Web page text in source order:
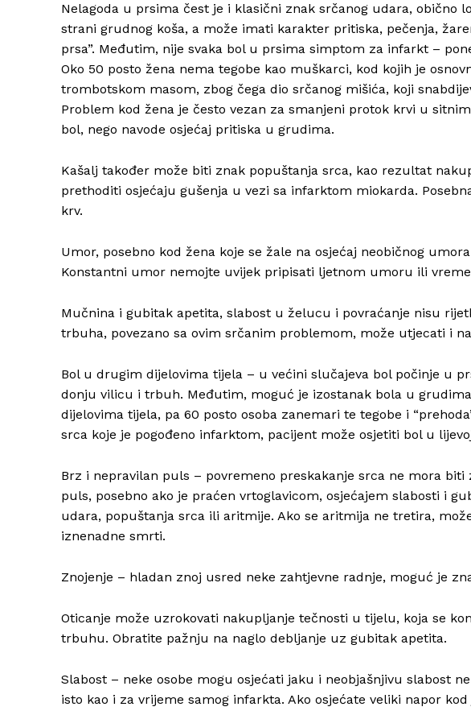
Nelagoda u prsima čest je i klasični znak srčanog udara, obično
strani grudnog koša, a može imati karakter pritiska, pečenja,
prsa”. Međutim, nije svaka bol u prsima simptom za infarkt –
Oko 50 posto žena nema tegobe kao muškarci, kod kojih je
trombotskom masom, zbog čega dio srčanog mišića, koji
Problem kod žena je često vezan za smanjeni protok krvi u
bol, nego navode osjećaj pritiska u grudima.
Kašalj također može biti znak popuštanja srca, kao rezultat
prethoditi osjećaju gušenja u vezi sa infarktom miokarda.
krv.
Umor, posebno kod žena koje se žale na osjećaj neobičnog
Konstantni umor nemojte uvijek pripisati ljetnom umoru ili
Mučnina i gubitak apetita, slabost u želucu i povraćanje nisu
trbuha, povezano sa ovim srčanim problemom, može utjecati i
Bol u drugim dijelovima tijela – u većini slučajeva bol počinje u
donju vilicu i trbuh. Međutim, moguć je izostanak bola u
dijelovima tijela, pa 60 posto osoba zanemari te tegobe i
srca koje je pogođeno infarktom, pacijent može osjetiti bol u
Brz i nepravilan puls – povremeno preskakanje srca ne mora
puls, posebno ako je praćen vrtoglavicom, osjećajem slabosti i
udara, popuštanja srca ili aritmije. Ako se aritmija ne tretira,
iznenadne smrti.
Znojenje – hladan znoj usred neke zahtjevne radnje, moguć je
Oticanje može uzrokovati nakupljanje tečnosti u tijelu, koja se
trbuhu. Obratite pažnju na naglo debljanje uz gubitak apetita.
Slabost – neke osobe mogu osjećati jaku i neobjašnjivu slabost
isto kao i za vrijeme samog infarkta. Ako osjećate veliki napor